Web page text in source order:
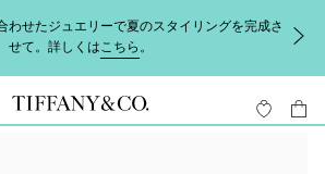
せ】地震の影響により熊本県を中心にお荷物の
がございます。詳しくは